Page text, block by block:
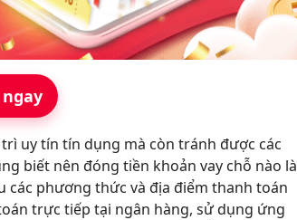
uy tín tín dụng mà còn tránh được các
biết nên đóng tiền khoản vay chỗ nào là
các phương thức và địa điểm thanh toán
trực tiếp tại ngân hàng, sử dụng ứng